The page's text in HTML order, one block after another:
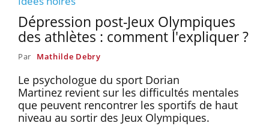
Dépression post-Jeux Olympiques
des athlètes : comment l'expliquer ?
Par Mathilde Debry
Le psychologue du sport Dorian
Martinez revient sur les difficultés mentales
que peuvent rencontrer les sportifs de haut
niveau au sortir des Jeux Olympiques.